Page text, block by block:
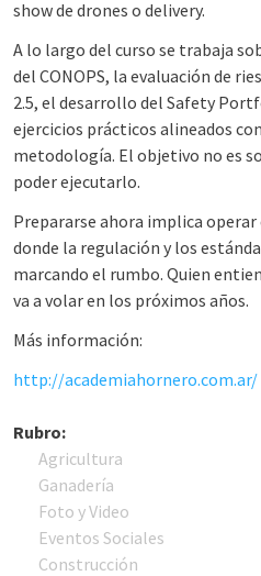
show de drones o delivery.
A lo largo del curso se trabaja
del CONOPS, la evaluación de
2.5, el desarrollo del Safety
ejercicios prácticos alineados
metodología. El objetivo no es
poder ejecutarlo.
Prepararse ahora implica
donde la regulación y los
marcando el rumbo. Quien
va a volar en los próximos años.
Más información:
http://academiahornero.com.ar/
Rubro:
Agricultura
Ganadería
Foto y Video
Eventos Sociales
Construcción